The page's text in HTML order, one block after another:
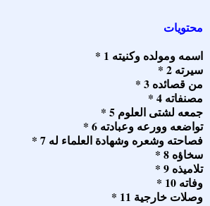
محتويات
* 1 اسمه ومولده وكنيته
* 2 سيرته
* 3 من قصائده
* 4 مصنفاته
* 5 جمعه لشتى العلوم
* 6 تواضعه وورعه وعبادته
* 7 فصاحته وشعره وشهادة العلماء له
* 8 سخاؤه
* 9 تلاميذه
* 10 وفاته
* 11 وصلات خارجية